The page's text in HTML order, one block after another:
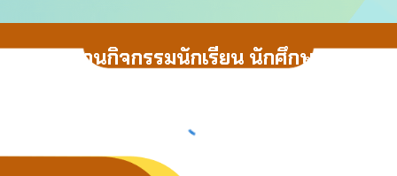
งานกิจกรรมนักเรียน นักศึกษา